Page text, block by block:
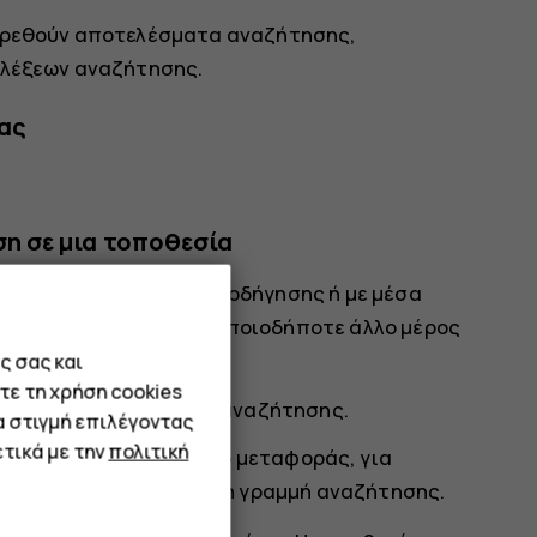
αποτελέσματα αναζήτησης,
αναζήτησης.
σε μια τοποθεσία
ποδηλασίας, οδήγησης ή με μέσα
τοποθεσία σας ή οποιοδήποτε άλλο μέρος
σας στη γραμμή αναζήτησης.
υποδεικνύει το μέσο μεταφοράς, για
το νέο μέσο στη γραμμή αναζήτησης.
σας και
τη χρήση cookies
επιλέγοντας
με τηνπολιτική